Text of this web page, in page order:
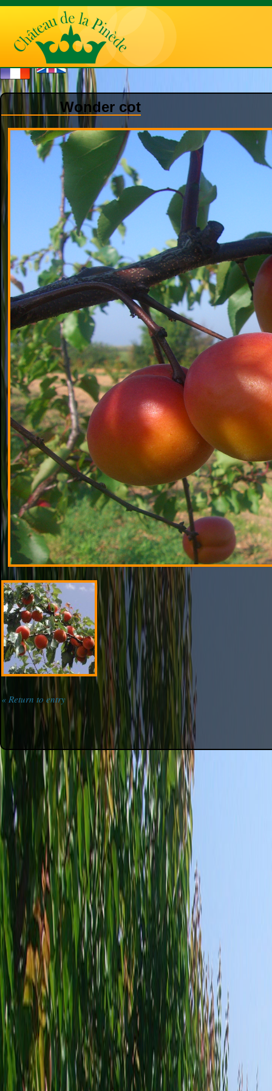
Wonder cot
« Return to entry